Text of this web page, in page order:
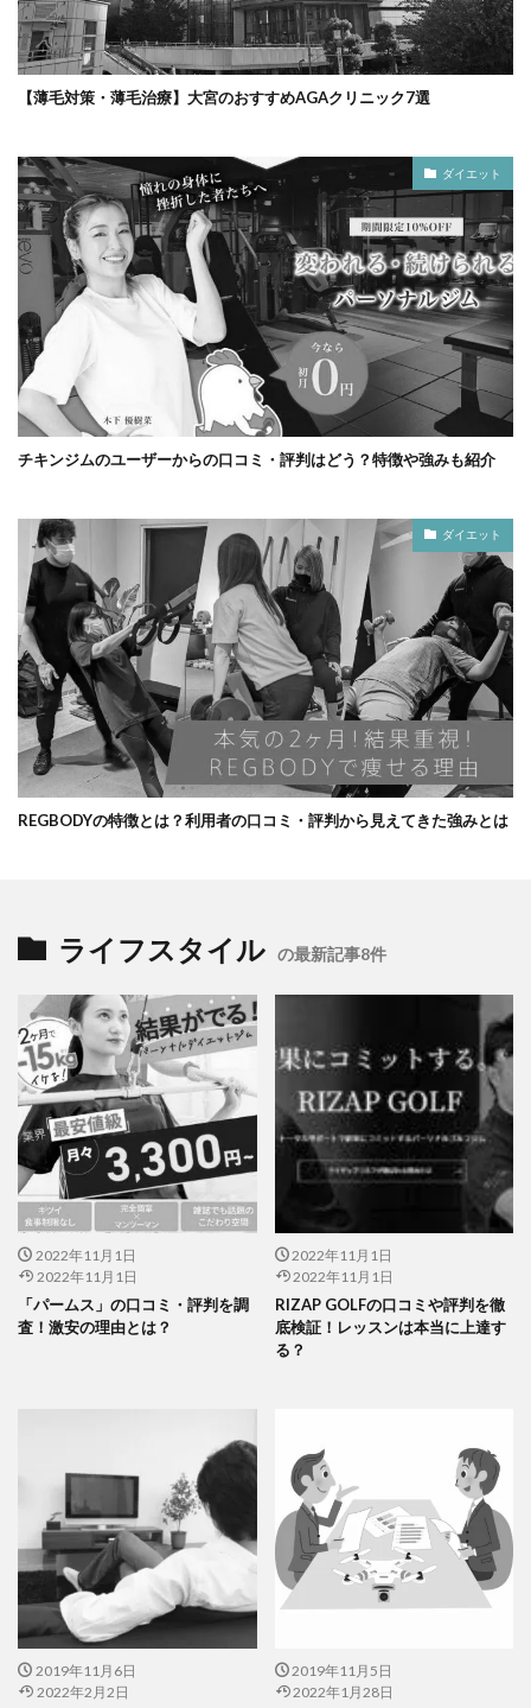
【薄毛対策・薄毛治療】大宮のおすすめAGAクリニック7選
ダイエット
チキンジムのユーザーからの口コミ・評判はどう？特徴や強みも紹介
ダイエット
REGBODYの特徴とは？利用者の口コミ・評判から見えてきた強みとは
ライフスタイル の最新記事8件
2022年11月1日
2022年11月1日
「パームス」の口コミ・評判を調
査！激安の理由とは？
2022年11月1日
2022年11月1日
RIZAP GOLFの口コミや評判を徹
底検証！レッスンは本当に上達す
る？
2019年11月6日
2022年2月2日
2019年11月5日
2022年1月28日